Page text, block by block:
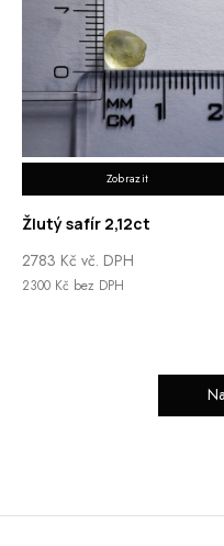
Zobrazit
Žlutý safír 2,12ct
2783 Kč vč. DPH
2300 Kč bez DPH